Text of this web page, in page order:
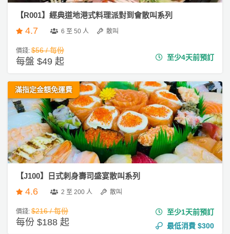
【R001】經典道地港式料理派對到會散叫系列
4.7 6 至 50 人 散叫
價錢: $56 / 每份
每盤 $49 起 至少4天前預訂
滿指定金額免運費
【J100】日式刺身壽司盛宴散叫系列
4.6 2 至 200 人 散叫
價錢: $216 / 每份
每份 $188 起
至少1天前預訂
最低消費 $300